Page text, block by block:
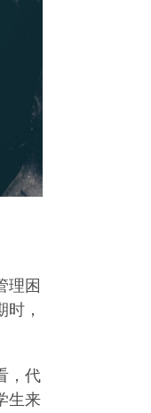
理困
，
，代
生来